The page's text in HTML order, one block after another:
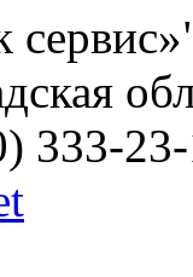
333-